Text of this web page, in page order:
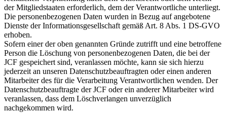
der Mitgliedstaaten erforderlich, dem der Verantwortliche unterliegt.
Die personenbezogenen Daten wurden in Bezug auf angebotene
Dienste der Informationsgesellschaft gemäß Art. 8 Abs. 1 DS-GVO
erhoben.
Sofern einer der oben genannten Gründe zutrifft und eine betroffene
Person die Löschung von personenbezogenen Daten, die bei der
JCF gespeichert sind, veranlassen möchte, kann sie sich hierzu
jederzeit an unseren Datenschutzbeauftragten oder einen anderen
Mitarbeiter des für die Verarbeitung Verantwortlichen wenden. Der
Datenschutzbeauftragte der JCF oder ein anderer Mitarbeiter wird
veranlassen, dass dem Löschverlangen unverzüglich
nachgekommen wird.